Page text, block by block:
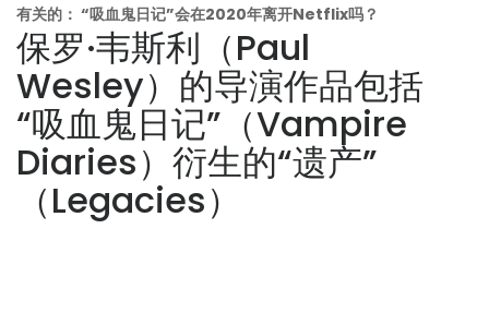
有关的： “吸血鬼日记”会在2020年离开Netflix吗？
保罗·韦斯利（Paul
Wesley）的导演作品包括
“吸血鬼日记”（Vampire
Diaries）衍生的“遗产”
（Legacies）